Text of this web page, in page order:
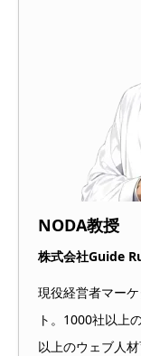
NODA教授
株式会社Guide
現役経営者マー
ト。1000社以上
以上のウェブ人